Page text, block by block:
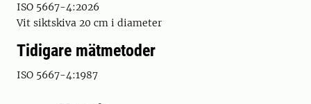
ISO 5667-4:2026
Vit siktskiva 20 cm i diameter
Tidigare mätmetoder
ISO 5667-4:1987